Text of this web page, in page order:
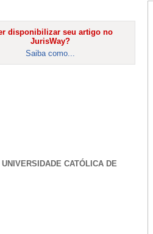
disponibilizar seu artigo no
JurisWay?
Saiba como...
CATÓLICA DE